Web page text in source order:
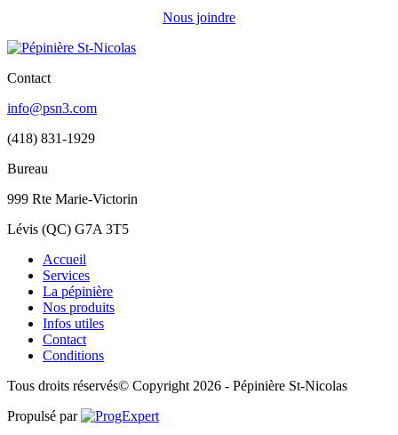
Nous joindre
Contact
info@psn3.com
(418) 831-1929
Bureau
999 Rte Marie-Victorin
Lévis (QC) G7A 3T5
Accueil
Services
La pépinière
Nos produits
Infos utiles
Contact
Conditions
Tous droits réservés© Copyright 2026 - Pépinière St-Nicolas
Propulsé par